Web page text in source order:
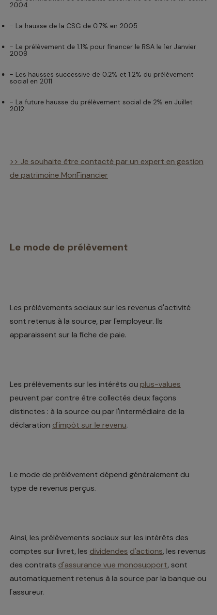
2004
- La hausse de la CSG de 0.7% en 2005
- Le prélèvement de 1.1% pour financer le RSA le 1er Janvier
2009
- Les hausses successive de 0.2% et 1.2% du prélèvement
social en 2011
- La future hausse du prélèvement social de 2% en Juillet
2012
>> Je souhaite être contacté par un expert en gestion
de patrimoine MonFinancier
Le mode de prélèvement
Les prélèvements sociaux sur les revenus d'activité
sont retenus à la source, par l'employeur. Ils
apparaissent sur la fiche de paie.
Les prélèvements sur les intérêts ou plus-values
peuvent par contre être collectés deux façons
distinctes : à la source ou par l'intermédiaire de la
déclaration d'impôt sur le revenu.
Le mode de prélèvement dépend généralement du
type de revenus perçus.
Ainsi, les prélèvements sociaux sur les intérêts des
comptes sur livret, les dividendes d'actions, les revenus
des contrats d'assurance vue monosupport, sont
automatiquement retenus à la source par la banque ou
l'assureur.